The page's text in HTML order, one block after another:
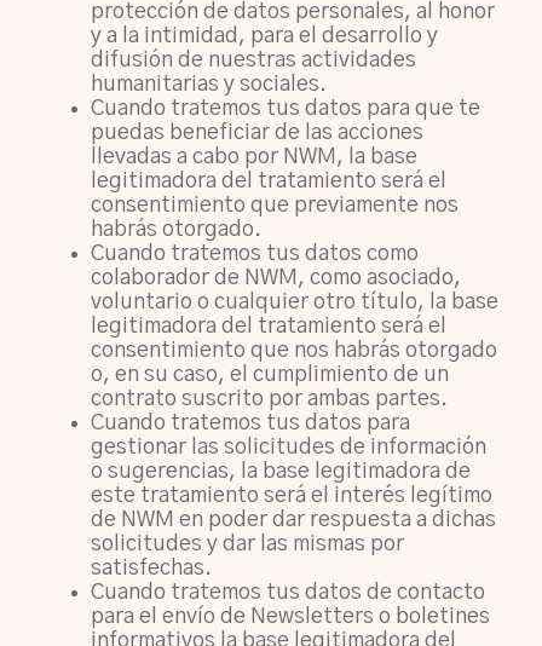
protección de datos personales, al honor
y a la intimidad, para el desarrollo y
difusión de nuestras actividades
humanitarias y sociales.
Cuando tratemos tus datos para que te
puedas beneficiar de las acciones
llevadas a cabo por NWM, la base
legitimadora del tratamiento será el
consentimiento que previamente nos
habrás otorgado.
Cuando tratemos tus datos como
colaborador de NWM, como asociado,
voluntario o cualquier otro título, la base
legitimadora del tratamiento será el
consentimiento que nos habrás otorgado
o, en su caso, el cumplimiento de un
contrato suscrito por ambas partes.
Cuando tratemos tus datos para
gestionar las solicitudes de información
o sugerencias, la base legitimadora de
este tratamiento será el interés legítimo
de NWM en poder dar respuesta a dichas
solicitudes y dar las mismas por
satisfechas.
Cuando tratemos tus datos de contacto
para el envío de Newsletters o boletines
informativos la base legitimadora del